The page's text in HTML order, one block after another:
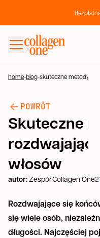
home-blog-skuteczne metody na
POWRÓT
Skuteczne
włosów
autor:Zespół Collagen One
Rozdwajające się
się wiele osób,
długości. Najczęściej